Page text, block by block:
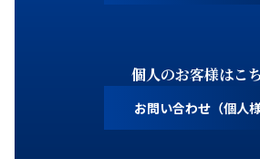
個人のお客様はこ
お問い合わせ（個人様